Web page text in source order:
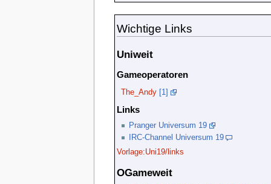
Wichtige Links
Uniweit
Gameoperatoren
The_Andy [1]
Links
Pranger Universum 19
IRC-Channel Universum 19
Vorlage:Uni19/links
OGameweit